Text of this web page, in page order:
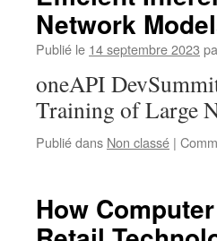
Network
Publié le 14 septembre 2023
oneAPI
Training of Large
Publié dans Non classé |
How